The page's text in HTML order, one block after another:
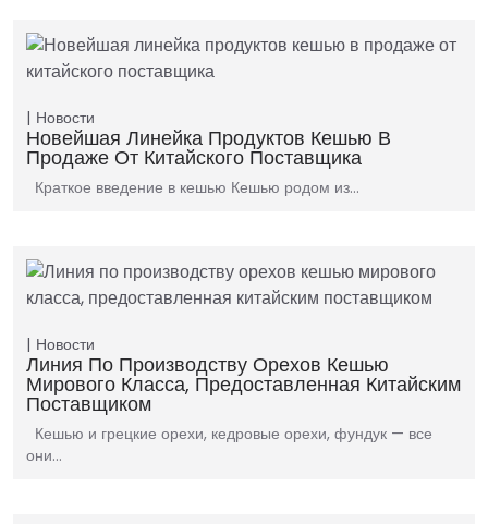
Новости
Новейшая Линейка Продуктов Кешью В
Продаже От Китайского Поставщика
Краткое введение в кешью Кешью родом из…
Новости
Линия По Производству Орехов Кешью
Мирового Класса, Предоставленная Китайским
Поставщиком
Кешью и грецкие орехи, кедровые орехи, фундук — все
они…